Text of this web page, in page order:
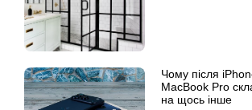
Чому після
MacBook Pro
на щось інше